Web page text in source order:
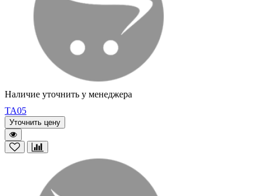
Наличие уточнить у менеджера
TA05
Уточнить цену